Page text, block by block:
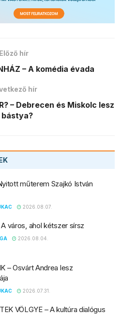
Előző hír
– A komédia évada
hír
– Debrecen és Miskolc lesz
bástya?
műterem Szajkó István
2026.08.07.
város, ahol kétszer sírsz
2026.08.04.
– Osvárt Andrea lesz
2026.07.31.
VÖLGYE – A kultúra dialógus